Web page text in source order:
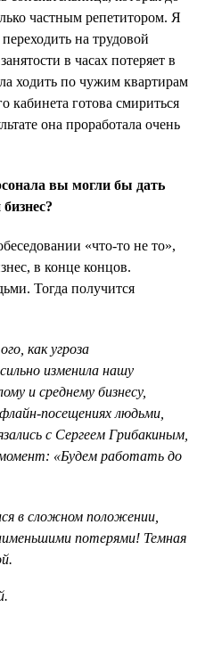
частным репетитором. Я
на трудовой
в часах потеряет в
ходить по чужим квартирам
кабинета готова смириться
она проработала очень
вы могли бы дать
«что-то не то»,
в конце концов.
Тогда получится
как угроза
изменила нашу
и среднему бизнесу,
посещениях людьми,
с Сергеем Грибакиным,
«Будем работать до
в сложном положении,
потерями! Темная